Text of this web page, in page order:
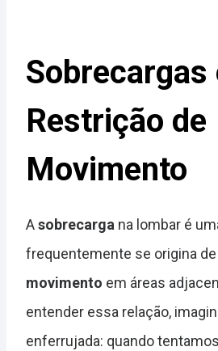
Sobrecargas
Restrição de
Movimento
Asobrecarga na lombar é
frequentemente se origina de
movimento em áreas
entender essa relação,
enferrujada: quando